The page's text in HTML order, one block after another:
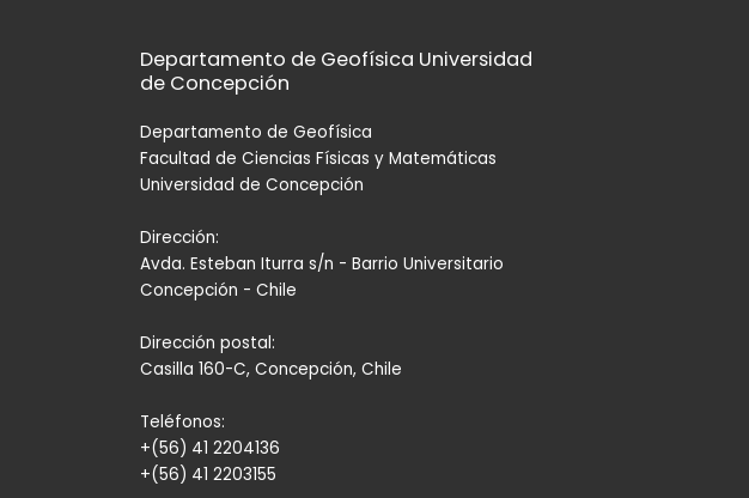
Departamento de Geofísica Universidad
de Concepción
Departamento de Geofísica
Facultad de Ciencias Físicas y Matemáticas
Universidad de Concepción
Dirección:
Avda. Esteban Iturra s/n - Barrio Universitario
Concepción - Chile
Dirección postal:
Casilla 160-C, Concepción, Chile
Teléfonos:
+(56) 41 2204136
+(56) 41 2203155